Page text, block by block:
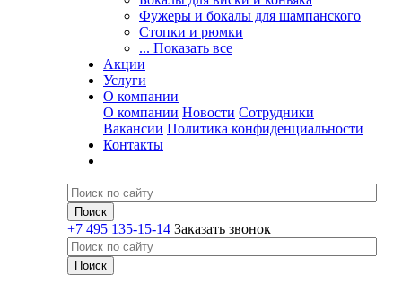
Фужеры и бокалы для шампанского
Стопки и рюмки
... Показать все
Акции
Услуги
О компании
О компании Новости Сотрудники
Вакансии Политика конфиденциальности
Контакты
+7 495 135-15-14 Заказать звонок